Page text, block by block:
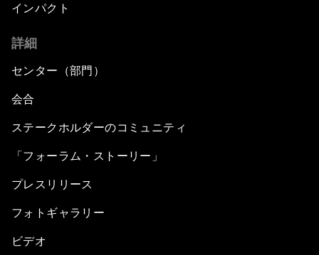
インパクト
詳細
センター（部門）
会合
ステークホルダーのコミュニティ
「フォーラム・ストーリー」
プレスリリース
フォトギャラリー
ビデオ